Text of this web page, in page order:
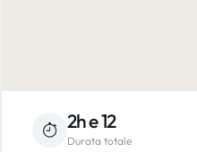
2h e 12
Durata totale